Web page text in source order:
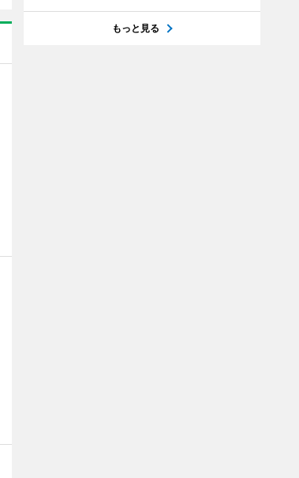
もっと見る